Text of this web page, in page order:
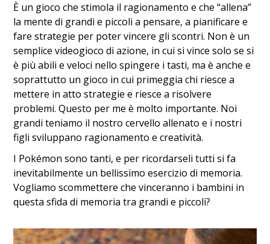
È un gioco che stimola il ragionamento e che “allena”
la mente di grandi e piccoli a pensare, a pianificare e
fare strategie per poter vincere gli scontri. Non è un
semplice videogioco di azione, in cui si vince solo se si
è più abili e veloci nello spingere i tasti, ma è anche e
soprattutto un gioco in cui primeggia chi riesce a
mettere in atto strategie e riesce a risolvere
problemi. Questo per me è molto importante. Noi
grandi teniamo il nostro cervello allenato e i nostri
figli sviluppano ragionamento e creatività.
I Pokémon sono tanti, e per ricordarseli tutti si fa
inevitabilmente un bellissimo esercizio di memoria.
Vogliamo scommettere che vinceranno i bambini in
questa sfida di memoria tra grandi e piccoli?